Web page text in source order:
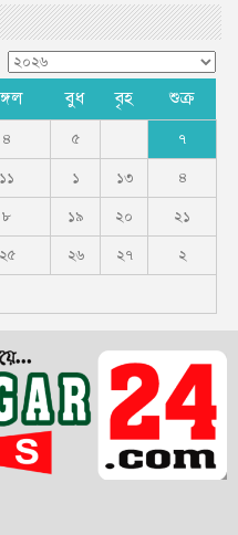
বুধ বৃহ শুক্র
৪ ৫ ৭
১১ ১ ১৩ ৪
৮ ১৯ ২০ ২১
২৫ ২৬ ২৭ ২